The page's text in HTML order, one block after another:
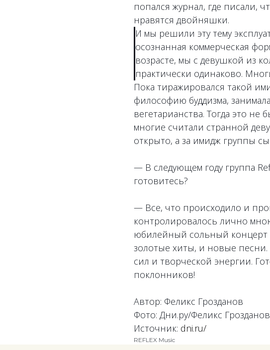
попался журнал, где писали,
нравятся двойняшки.
И мы решили эту тему
осознанная коммерческая
возрасте, мы с девушкой из
практически одинаково.
Пока тиражировался такой
философию буддизма,
вегетарианства. Тогда это не
многие считали странной
открыто, а за имидж группы
— В следующем году группа
готовитесь?
— Все, что происходило и
контролировалось лично
юбилейный сольный концерт
золотые хиты, и новые
сил и творческой энергии.
поклонников!
Автор: Феликс Грозданов
Фото: Дни.ру/Феликс Грозданов
Источник: dni.ru/
REFLEX Music